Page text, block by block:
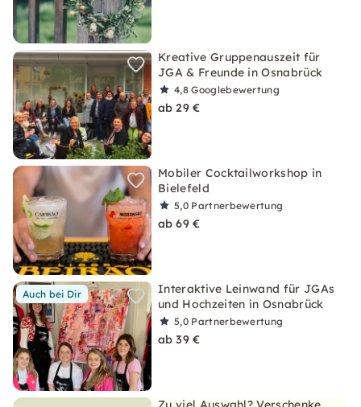
Kreative Gruppenauszeit für
JGA & Freunde in Osnabrück
4,8Googlebewertung
ab 29 €
Mobiler Cocktailworkshop in
Bielefeld
5,0 Partnerbewertung
ab 69 €
Auch bei Dir
Interaktive Leinwand für JGAs
und Hochzeiten in Osnabrück
5,0 Partnerbewertung
ab 39 €